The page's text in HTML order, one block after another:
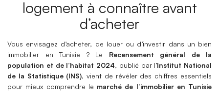
logement à connaître avant
d’acheter
Vous envisagez d’acheter, de louer ou d’investir dans un bien
immobilier en Tunisie ? Le Recensement général de la
population et de l’habitat 2024, publié par l’Institut National
de la Statistique (INS), vient de révéler des chiffres essentiels
pour mieux comprendre le marché de l’immobilier en Tunisie